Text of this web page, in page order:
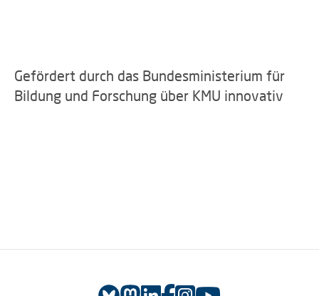
Gefördert durch das Bundesministerium für
Bildung und Forschung über KMU innovativ